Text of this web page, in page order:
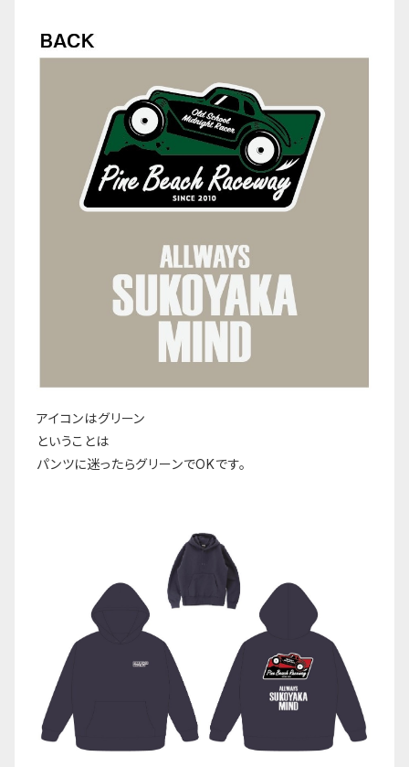
アイコンはグリーン
ということは
パンツに迷ったらグリーンでOKです。